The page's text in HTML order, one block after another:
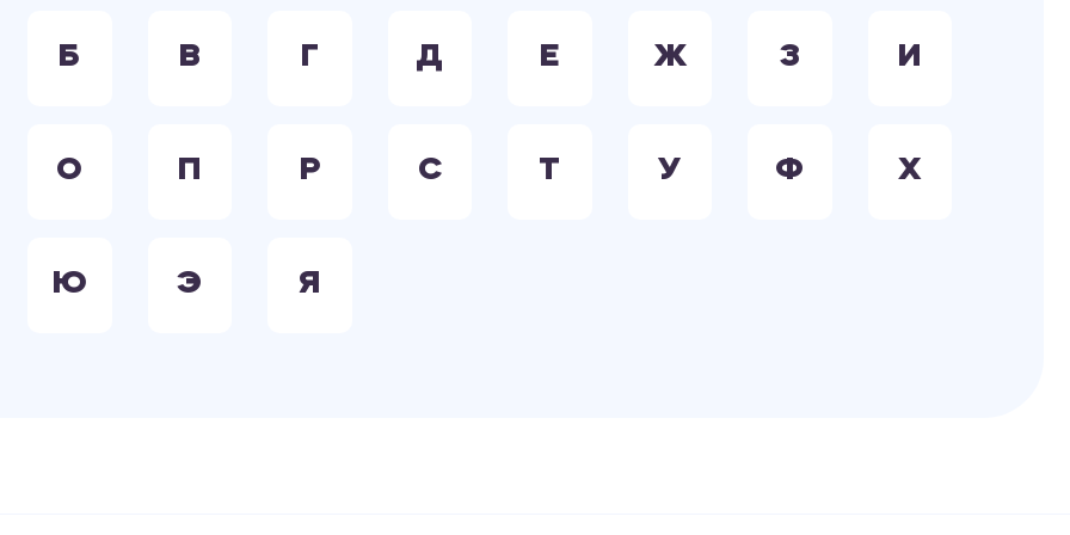
Б В Г Д Е Ж З И
О П Р С Т У Ф Х
Ю Э Я